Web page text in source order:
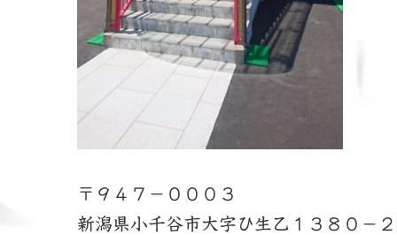
〒９４７－０００３
新潟県小千谷市大字ひ生乙１３８０－２